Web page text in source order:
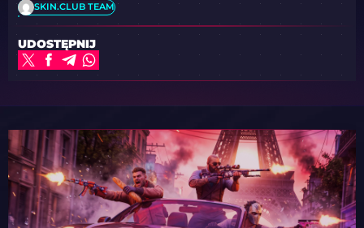
SKIN.CLUB TEAM
UDOSTĘPNIJ